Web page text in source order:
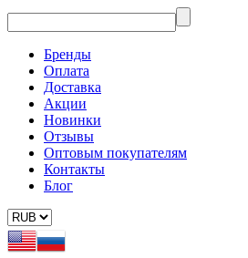
Бренды
Оплата
Доставка
Акции
Новинки
Отзывы
Оптовым покупателям
Контакты
Блог